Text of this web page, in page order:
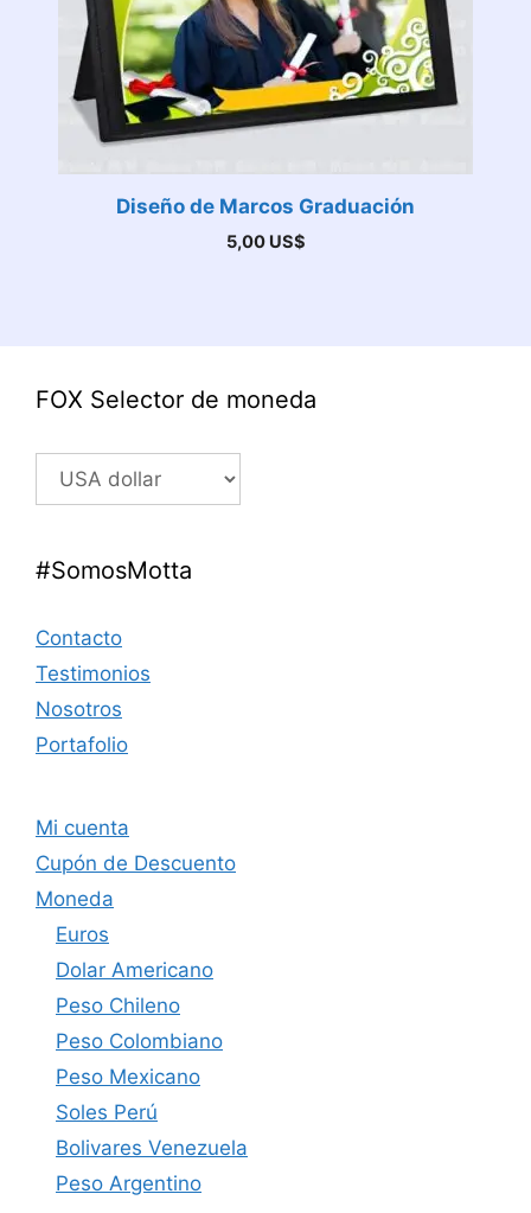
Diseño de Marcos Graduación
5,00 US$
FOX Selector de moneda
#SomosMotta
Contacto
Testimonios
Nosotros
Portafolio
Mi cuenta
Cupón de Descuento
Moneda
Euros
Dolar Americano
Peso Chileno
Peso Colombiano
Peso Mexicano
Soles Perú
Bolivares Venezuela
Peso Argentino